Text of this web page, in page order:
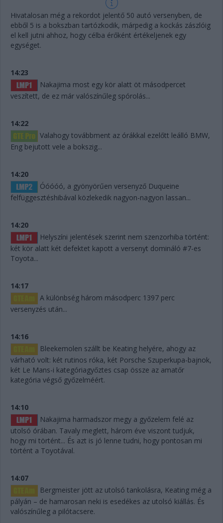
Hivatalosan még a rekordot jelentő 50 autó versenyben, de
ebből 5 is a bokszban tartózkodik, márpedig a kockás zászlóig
el kell jutni ahhoz, hogy célba érőként értékeljenek egy
egységet.
14:23
Nakajima most egy kör alatt öt másodpercet
veszített, de ez már valószínűleg spórolás...
14:22
Valahogy továbbment az órákkal ezelőtt leálló BMW,
Eng bejutott vele a bokszig...
14:20
Óóóóó, a gyönyörűen versenyző Duqueine
felfüggesztéshibával közlekedik nagyon-nagyon lassan...
14:20
Helyszíni jelentések szerint nem szenzorhiba történt:
két kör alatt két defektet kapott a versenyt domináló #7-es
Toyota...
14:17
A különbség három másodperc 1397 perc
versenyzés után...
14:16
Bleekemolen szállt be Keating helyére, ahogy az
várható volt: két rutinos róka, két Porsche Szuperkupa-bajnok,
két Le Mans-i kategóriagyőztes csap össze az amatőr
kategória végső győzelméért.
14:10
Nakajima harmadszor megy a győzelem felé az
utolsó órában. Tavaly meglett, három éve viszont tudjuk,
hogy mi történt... És azt is jó lenne tudni, hogy pontosan mi
történt a Toyotával.
14:07
Bergmeister jött az utolsó tankolásra, Keating még a
pályán – de hamarosan neki is esedékes az utolsó kiállás. És
valószínűleg a pilótacsere.